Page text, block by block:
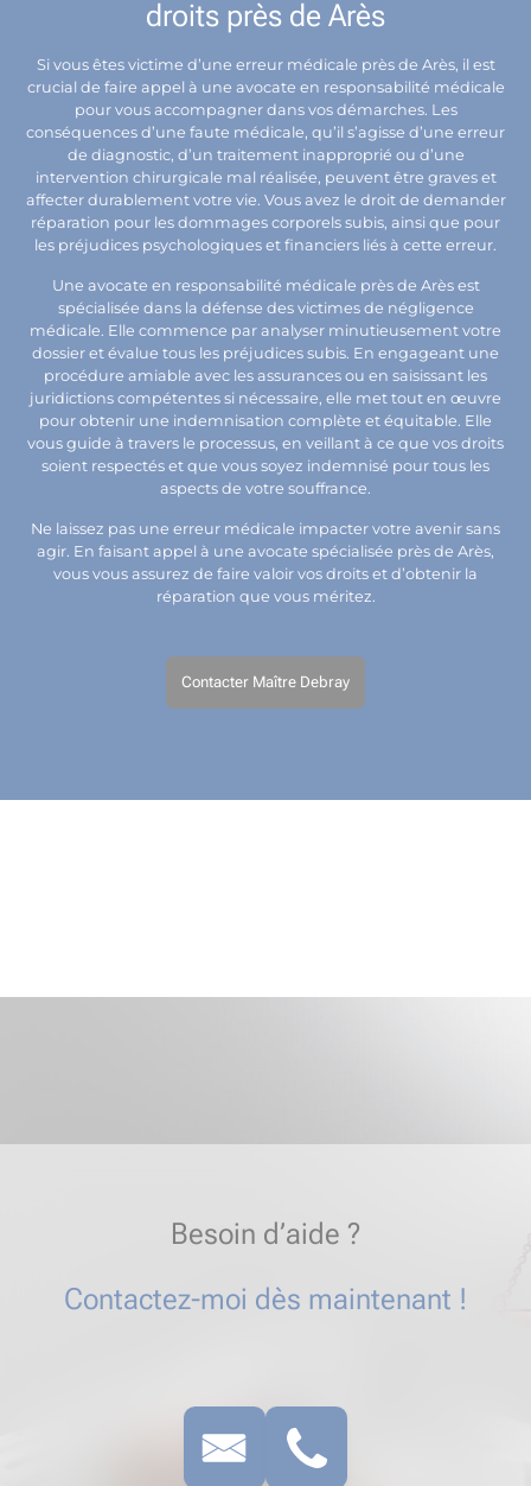
droits près de Arès
Si vous êtes victime d’une erreur médicale près de Arès, il est
crucial de faire appel à une avocate en responsabilité médicale
pour vous accompagner dans vos démarches. Les
conséquences d’une faute médicale, qu’il s’agisse d’une erreur
de diagnostic, d’un traitement inapproprié ou d’une
intervention chirurgicale mal réalisée, peuvent être graves et
affecter durablement votre vie. Vous avez le droit de demander
réparation pour les dommages corporels subis, ainsi que pour
les préjudices psychologiques et financiers liés à cette erreur.
Une avocate en responsabilité médicale près de Arès est
spécialisée dans la défense des victimes de négligence
médicale. Elle commence par analyser minutieusement votre
dossier et évalue tous les préjudices subis. En engageant une
procédure amiable avec les assurances ou en saisissant les
juridictions compétentes si nécessaire, elle met tout en œuvre
pour obtenir une indemnisation complète et équitable. Elle
vous guide à travers le processus, en veillant à ce que vos droits
soient respectés et que vous soyez indemnisé pour tous les
aspects de votre souffrance.
Ne laissez pas une erreur médicale impacter votre avenir sans
agir. En faisant appel à une avocate spécialisée près de Arès,
vous vous assurez de faire valoir vos droits et d’obtenir la
réparation que vous méritez.
Contacter Maître Debray
Besoin d’aide ?
Contactez-moi dès maintenant !